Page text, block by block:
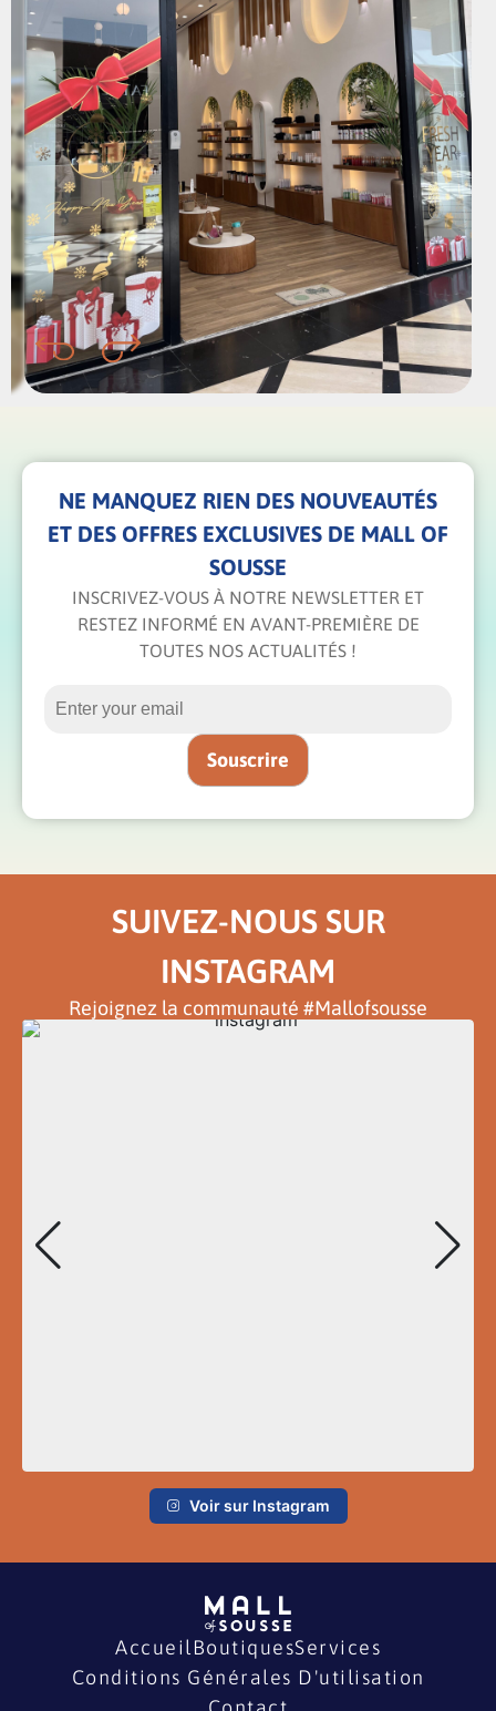
NE MANQUEZ RIEN DES NOUVEAUTÉS
ET DES OFFRES EXCLUSIVES DE MALL OF
SOUSSE
INSCRIVEZ-VOUS À NOTRE NEWSLETTER ET
RESTEZ INFORMÉ EN AVANT-PREMIÈRE DE
TOUTES NOS ACTUALITÉS !
SUIVEZ-NOUS SUR
INSTAGRAM
Rejoignez la communauté #Mallofsousse
Voir sur Instagram
Accueil BoutiquesServices
Conditions Générales D'utilisation